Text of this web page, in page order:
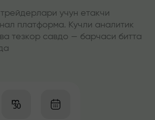
учун етакчи
платформа. Кучли аналитик
тезкор савдо — барчаси битта